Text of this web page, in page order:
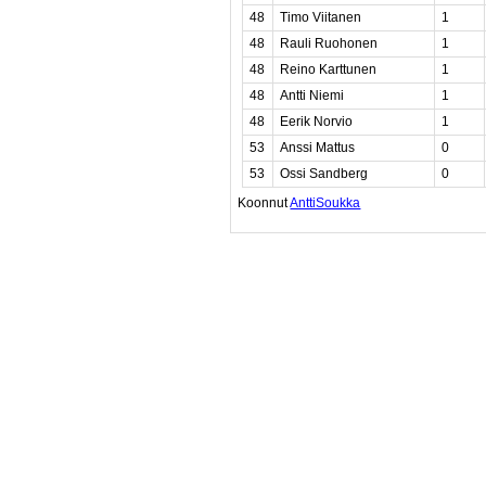
48
Timo Viitanen
1
48
Rauli Ruohonen
1
48
Reino Karttunen
1
48
Antti Niemi
1
48
Eerik Norvio
1
53
Anssi Mattus
0
53
Ossi Sandberg
0
KoonnutAnttiSoukka